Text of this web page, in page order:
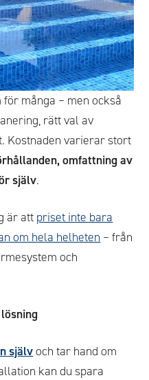
många – men också
rätt val av
Kostnaden varierar stort
omfattning av
själv.
är att priset inte bara
om hela helheten – från
och
självoch tar hand om
kan du spara